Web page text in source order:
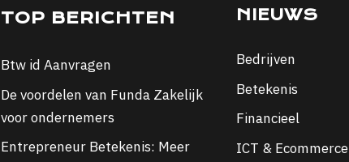
TOP BERICHTEN
Btw id Aanvragen
De voordelen van Funda Zakelijk
voor ondernemers
Entrepreneur Betekenis: Meer
NIEUWS
Bedrijven
Betekenis
Financieel
ICT & Ecommerce